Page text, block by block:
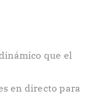
que el
en directo para